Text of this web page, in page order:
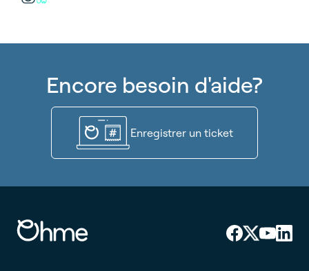
Encore besoin d'aide?
Enregistrer un ticket